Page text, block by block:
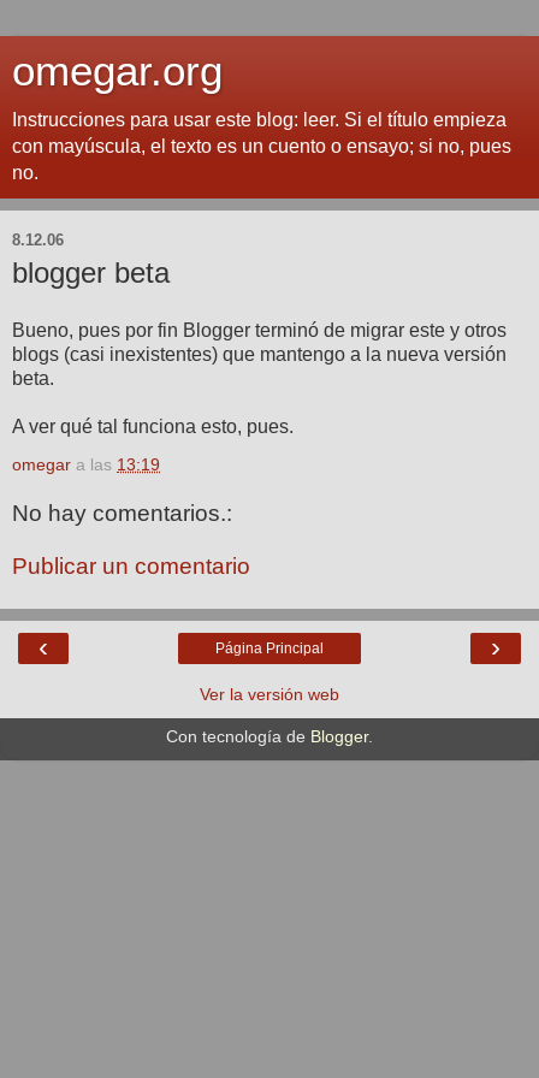
omegar.org
Instrucciones para usar este blog: leer. Si el título empieza
con mayúscula, el texto es un cuento o ensayo; si no, pues
no.
8.12.06
blogger beta
Bueno, pues por fin Blogger terminó de migrar este y otros
blogs (casi inexistentes) que mantengo a la nueva versión
beta.
A ver qué tal funciona esto, pues.
omegar a las 13:19
No hay comentarios.:
Publicar un comentario
‹ ›
Página Principal
Ver la versión web
Con tecnología de Blogger.